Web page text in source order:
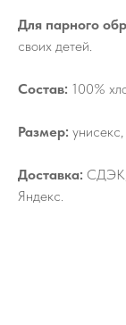
Для парного
своих детей.
Состав: 100%
Размер:
Доставка: СДЭК,
Яндекс.